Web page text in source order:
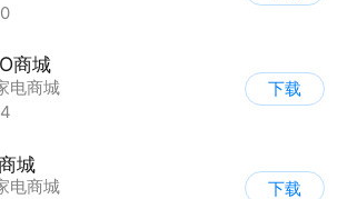
商城
电商城
下载
城
电商城
下载